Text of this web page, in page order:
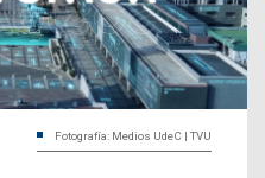
Fotografía: Medios UdeC | TVU